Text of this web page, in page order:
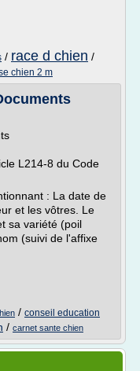
/ race d chien /
chien 2 m
L214-8 du Code
: La date de
et les vôtres. Le
sa variété (poil
(suivi de l'affixe
/ conseil education
/ carnet sante chien